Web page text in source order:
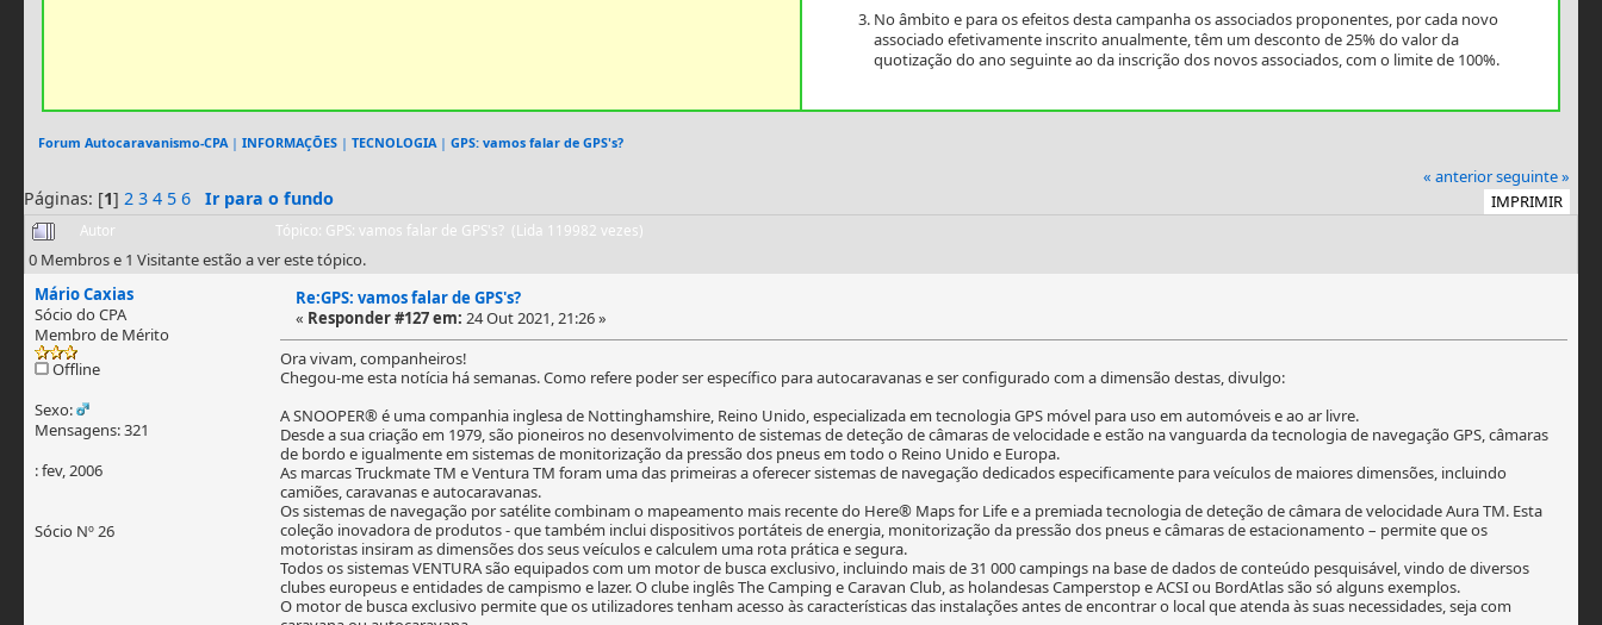
No âmbito e para os efeitos desta campanha os associados proponentes, por cada novo
associado efetivamente inscrito anualmente, têm um desconto de 25% do valor da
quotização do ano seguinte ao da inscrição dos novos associados, com o limite de 100%.
Forum Autocaravanismo-CPA| INFORMAÇÕES| TECNOLOGIA| GPS: vamos falar de GPS's?
Páginas: [1] 2 3 4 5 6 Ir para o fundo
« anteriorseguinte »
IMPRIMIR
Autor Tópico: GPS: vamos falar de GPS's? (Lida 119982 vezes)
0 Membros e 1 Visitante estão a ver este tópico.
Mário Caxias
Sócio do CPA
Membro de Mérito
Offline
Sexo:
Mensagens: 321
: fev, 2006
Sócio Nº 26
Re:GPS: vamos falar de GPS's?
« Responder #127 em: 24 Out 2021, 21:26 »
Ora vivam, companheiros!
Chegou-me esta notícia há semanas. Como refere poder ser específico para autocaravanas e ser configurado com a dimensão destas, divulgo:
A SNOOPER® é uma companhia inglesa de Nottinghamshire, Reino Unido, especializada em tecnologia GPS móvel para uso em automóveis e ao ar livre.
Desde a sua criação em 1979, são pioneiros no desenvolvimento de sistemas de deteção de câmaras de velocidade e estão na vanguarda da tecnologia de navegação GPS, câmaras
de bordo e igualmente em sistemas de monitorização da pressão dos pneus em todo o Reino Unido e Europa.
As marcas Truckmate TM e Ventura TM foram uma das primeiras a oferecer sistemas de navegação dedicados especificamente para veículos de maiores dimensões, incluindo
camiões, caravanas e autocaravanas.
Os sistemas de navegação por satélite combinam o mapeamento mais recente do Here® Maps for Life e a premiada tecnologia de deteção de câmara de velocidade Aura TM. Esta
coleção inovadora de produtos - que também inclui dispositivos portáteis de energia, monitorização da pressão dos pneus e câmaras de estacionamento – permite que os
motoristas insiram as dimensões dos seus veículos e calculem uma rota prática e segura.
Todos os sistemas VENTURA são equipados com um motor de busca exclusivo, incluindo mais de 31 000 campings na base de dados de conteúdo pesquisável, vindo de diversos
clubes europeus e entidades de campismo e lazer. O clube inglês The Camping e Caravan Club, as holandesas Camperstop e ACSI ou BordAtlas são só alguns exemplos.
O motor de busca exclusivo permite que os utilizadores tenham acesso às características das instalações antes de encontrar o local que atenda às suas necessidades, seja com